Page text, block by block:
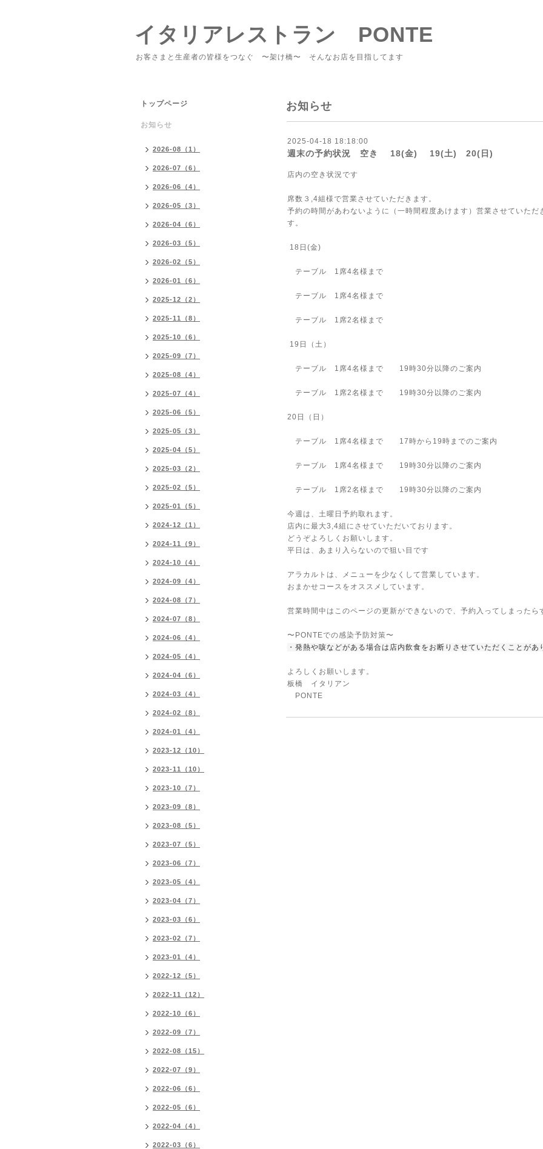
イタリアレストラン PONTE
お客さまと生産者の皆様をつなぐ 〜架け橋〜 そんなお店を目指してます
お知らせ
2025-04-18 18:18:00
週末の予約状況 空き 18(金) 19(土) 20(日)
店内の空き状況です
席数３,4組様で営業させていただきます。
予約の時間があわないように（一時間程度あけます）営業させていただ
す。
18日(金)
テーブル 1席4名様まで
テーブル 1席4名様まで
テーブル 1席2名様まで
19日（土）
テーブル 1席4名様まで 19時30分以降のご案内
テーブル 1席2名様まで 19時30分以降のご案内
20日（日）
テーブル 1席4名様まで 17時から19時までのご案内
テーブル 1席4名様まで 19時30分以降のご案内
テーブル 1席2名様まで 19時30分以降のご案内
今週は、土曜日予約取れます。
店内に最大3,4組にさせていただいております。
どうぞよろしくお願いします。
平日は、あまり入らないので狙い目です
アラカルトは、メニューを少なくして営業しています。
おまかせコースをオススメしています。
営業時間中はこのページの更新ができないので、予約入ってしまったら
〜PONTEでの感染予防対策〜
・発熱や咳などがある場合は店内飲食をお断りさせていただくことがあ
よろしくお願いします。
板橋 イタリアン
PONTE
トップページ
お知らせ
2026-08（1）
2026-07（6）
2026-06（4）
2026-05（3）
2026-04（6）
2026-03（5）
2026-02（5）
2026-01（6）
2025-12（2）
2025-11（8）
2025-10（6）
2025-09（7）
2025-08（4）
2025-07（4）
2025-06（5）
2025-05（3）
2025-04（5）
2025-03（2）
2025-02（5）
2025-01（5）
2024-12（1）
2024-11（9）
2024-10（4）
2024-09（4）
2024-08（7）
2024-07（8）
2024-06（4）
2024-05（4）
2024-04（6）
2024-03（4）
2024-02（8）
2024-01（4）
2023-12（10）
2023-11（10）
2023-10（7）
2023-09（8）
2023-08（5）
2023-07（5）
2023-06（7）
2023-05（4）
2023-04（7）
2023-03（6）
2023-02（7）
2023-01（4）
2022-12（5）
2022-11（12）
2022-10（6）
2022-09（7）
2022-08（15）
2022-07（9）
2022-06（6）
2022-05（6）
2022-04（4）
2022-03（6）